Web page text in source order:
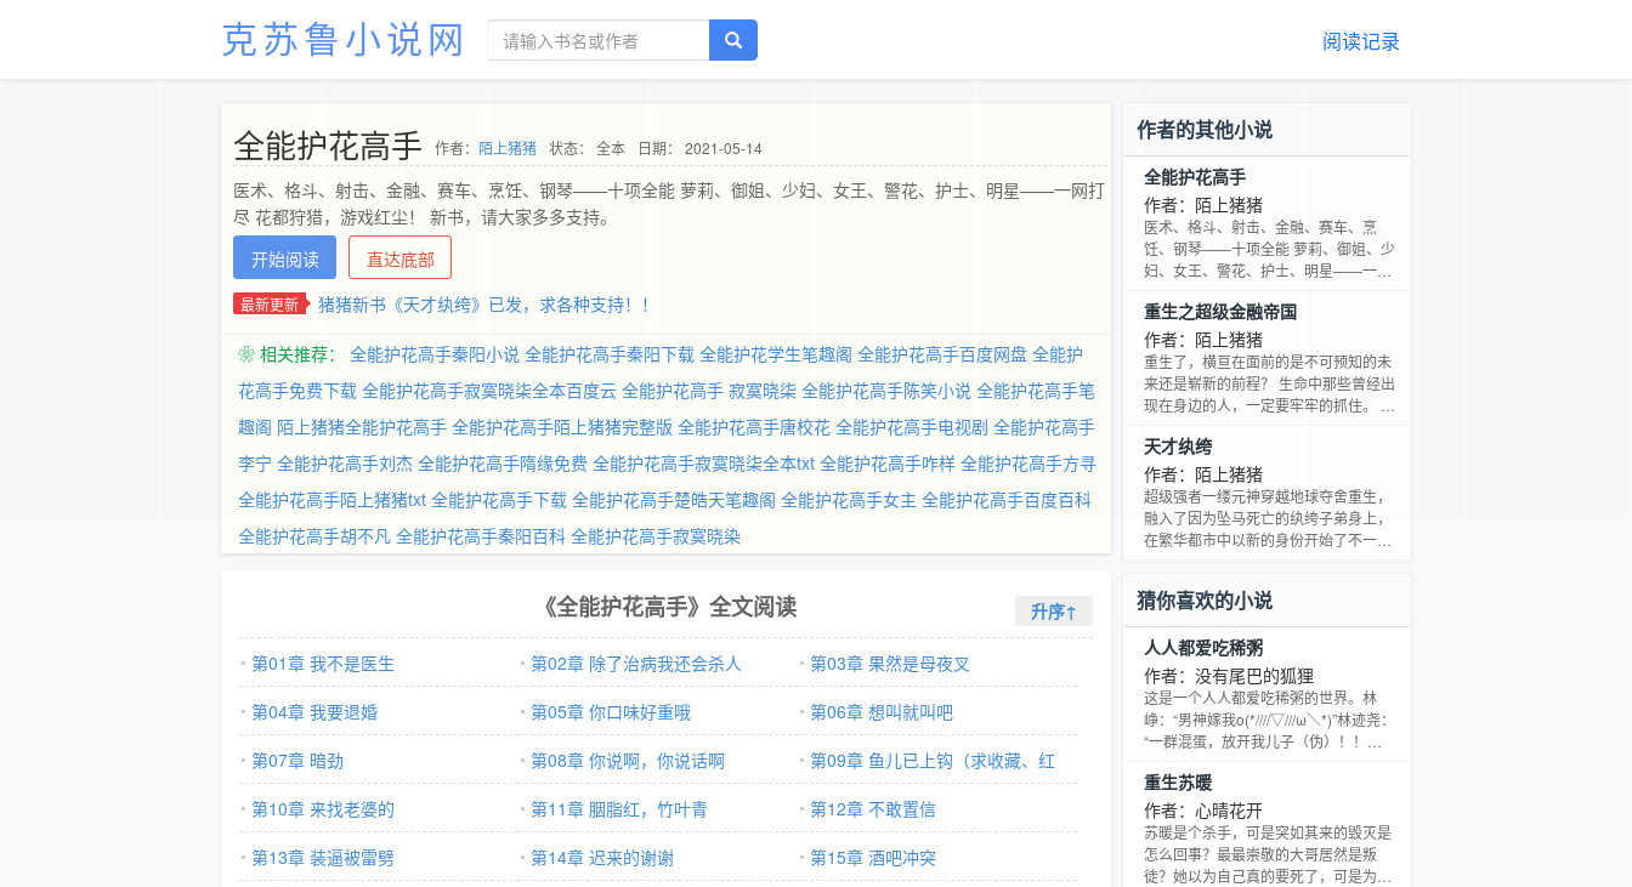
克苏鲁小说网 阅读记录
全能护花高手 作者： 陌上猪猪 状态： 全本 日期： 2021-05-14
医术、格斗、射击、金融、赛车、烹饪、钢琴——十项全能 萝莉、御姐、少妇、女王、警花、护士、明星——一网打
尽 花都狩猎，游戏红尘！ 新书，请大家多多支持。
开始阅读
直达底部
最新更新 猪猪新书《天才纨绔》已发，求各种支持！！
❀ 相关推荐： 全能护花高手秦阳小说 全能护花高手秦阳下载 全能护花学生笔趣阁 全能护花高手百度网盘 全能护
花高手免费下载 全能护花高手寂寞晓柒全本百度云 全能护花高手 寂寞晓柒 全能护花高手陈笑小说 全能护花高手笔
趣阁 陌上猪猪全能护花高手 全能护花高手陌上猪猪完整版 全能护花高手唐校花 全能护花高手电视剧 全能护花高手
李宁 全能护花高手刘杰 全能护花高手隋缘免费 全能护花高手寂寞晓柒全本txt 全能护花高手咋样 全能护花高手方寻
全能护花高手陌上猪猪txt 全能护花高手下载 全能护花高手楚皓天笔趣阁 全能护花高手女主 全能护花高手百度百科
全能护花高手胡不凡 全能护花高手秦阳百科 全能护花高手寂寞晓染
《全能护花高手》全文阅读 升序↑
第01章 我不是医生 第02章 除了治病我还会杀人
第03章 果然是母夜叉
第04章 我要退婚
第05章 你口味好重哦
第06章 想叫就叫吧
第07章 暗劲
第08章 你说啊，你说话啊
第09章 鱼儿已上钩（求收藏、红
票）
第10章 来找老婆的 第11章 胭脂红，竹叶青
第12章 不敢置信
第13章 装逼被雷劈
第14章 迟来的谢谢
第15章 酒吧冲突
作者的其他小说
全能护花高手
作者：陌上猪猪
医术、格斗、射击、金融、赛车、烹
饪、钢琴——十项全能 萝莉、御姐、少
妇、女王、警花、护士、明星——一网
家多多支持。
重生之超级金融帝国
作者：陌上猪猪
重生了，横亘在面前的是不可预知的未
来还是崭新的前程？ 生命中那些曾经出
现在身边的人，一定要牢牢的抓住。 生
父母，也要让他们好好的安享晚年。 大
浪淘沙的大时代，遍地黄金触手可及，
重活一次的他，是否能抓住机会，成为
站在金字塔最高端的时代弄潮儿？ “不矜
持 不偏执 不掩饰 不解释 在传说故事 写
天才纨绔
作者：陌上猪猪
超级强者一缕元神穿越地球夺舍重生，
融入了因为坠马死亡的纨绔子弟身上，
在繁华都市中以新的身份开始了不一样
术，谁也挡不住。且看他如何逆天改
命，在红尘美色中，一步步踏上人世巅
峰！
猜你喜欢的小说
人人都爱吃稀粥
作者：没有尾巴的狐狸
这是一个人人都爱吃稀粥的世界。林
峥：“男神嫁我o(*////▽///ω＼*)”林迹尧：
“一群混蛋，放开我儿子（伪）！！
说明：（重要的事情说3遍）本文涉及部
分父爱子情节，不过感情是单向的，只
有父对子。且父子【非亲生】【非亲
生】【非亲生】①本文涉及小部分网
配，但因为作者对此一窍不通，所以只
重生苏暖
作者：心晴花开
苏暖是个杀手，可是突如其来的毁灭是
怎么回事？最最崇敬的大哥居然是叛
徒？她以为自己真的要死了，可是为何